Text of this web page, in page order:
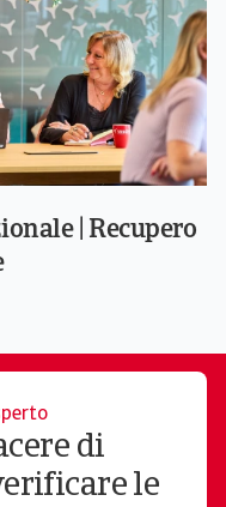
| Recupero
di
le